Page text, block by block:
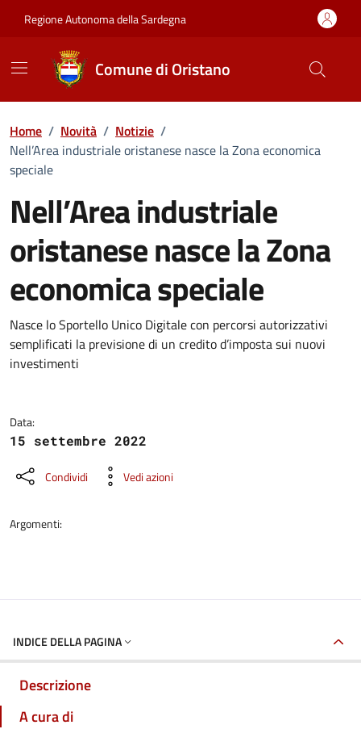
Regione Autonoma della Sardegna
Comune di Oristano
Home / Novità / Notizie /
Nell’Area industriale oristanese nasce la Zona economica
speciale
Nell’Area industriale
oristanese nasce la Zona
economica speciale
Dettagli della notizia
Nasce lo Sportello Unico Digitale con percorsi autorizzativi
semplificati la previsione di un credito d’imposta sui nuovi
investimenti
Data:
15 settembre 2022
Condividi Vedi azioni
Argomenti:
INDICE DELLA PAGINA
Descrizione
A cura di